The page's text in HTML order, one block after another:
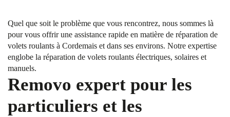
Quel que soit le problème que vous rencontrez, nous sommes là
pour vous offrir une assistance rapide en matière de réparation de
volets roulants à Cordemais et dans ses environs. Notre expertise
englobe la réparation de volets roulants électriques, solaires et
manuels.
Removo expert pour les
particuliers et les